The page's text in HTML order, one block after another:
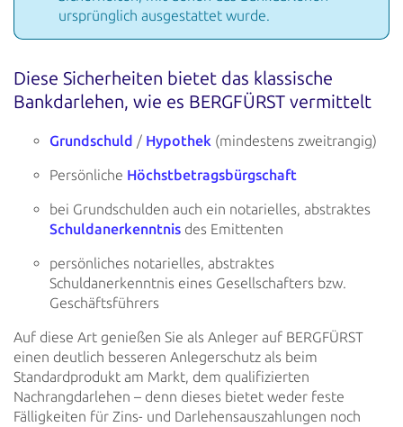
ursprünglich ausgestattet wurde.
Diese Sicherheiten bietet das klassische
Bankdarlehen, wie es BERGFÜRST vermittelt
Grundschuld / Hypothek (mindestens zweitrangig)
Persönliche Höchstbetragsbürgschaft
bei Grundschulden auch ein notarielles, abstraktes
Schuldanerkenntnis des Emittenten
persönliches notarielles, abstraktes
Schuldanerkenntnis eines Gesellschafters bzw.
Geschäftsführers
Auf diese Art genießen Sie als Anleger auf BERGFÜRST
einen deutlich besseren Anlegerschutz als beim
Standardprodukt am Markt, dem qualifizierten
Nachrangdarlehen – denn dieses bietet weder feste
Fälligkeiten für Zins- und Darlehensauszahlungen noch